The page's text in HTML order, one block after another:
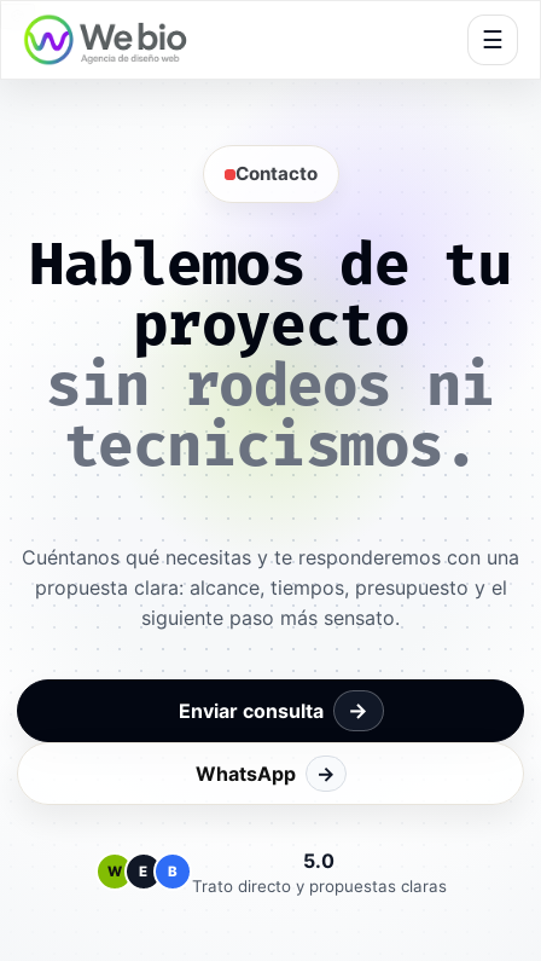
☰
Contacto
Hablemos de tu
proyecto
sin rodeos ni
tecnicismos.
Cuéntanos qué necesitas y te responderemos con una
propuesta clara: alcance, tiempos, presupuesto y el
siguiente paso más sensato.
Enviar consulta →
WhatsApp →
W E B 5.0
Trato directo y propuestas claras